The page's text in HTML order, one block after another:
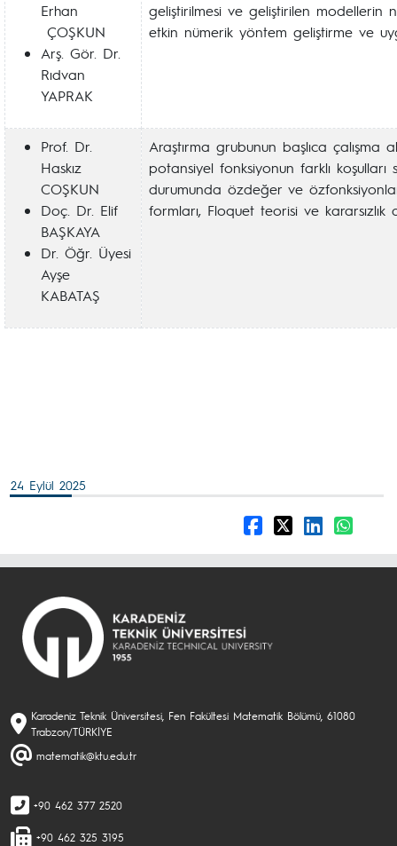
Erhan
ÇOŞKUN
Arş. Gör. Dr.
Rıdvan
YAPRAK
geliştirilmesi ve geliştirilen modellerin
etkin nümerik yöntem geliştirme ve
Prof. Dr.
Haskız
COŞKUN
Doç. Dr. Elif
BAŞKAYA
Dr. Öğr. Üyesi
Ayşe
KABATAŞ
Araştırma grubunun başlıca çalışma
potansiyel fonksiyonun farklı
durumunda özdeğer ve
formları, Floquet teorisi ve kararsızlık
24 Eylül 2025
Karadeniz Teknik Üniversitesi, Fen Fakültesi Matematik Bölümü, 61080
Trabzon/TÜRKİYE
matematik@ktu.edu.tr
+90 462 377 2520
+90 462 325 3195